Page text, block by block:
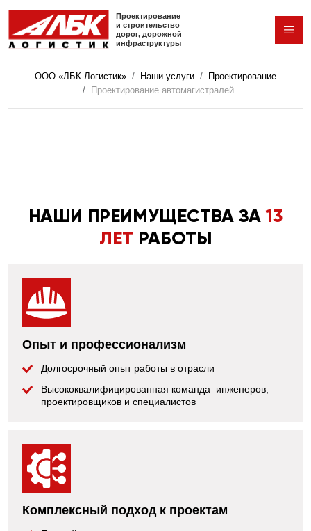
Проектирование
и строительство
дорог, дорожной
инфраструктуры
ООО «ЛБК-Логистик» Наши услуги
Проектирование
Проектирование автомагистралей
НАШИ ПРЕИМУЩЕСТВА ЗА 13
ЛЕТ РАБОТЫ
Опыт и профессионализм
Долгосрочный опыт работы в отрасли
Высококвалифицированная команда инженеров,
проектировщиков и специалистов
Комплексный подход к проектам